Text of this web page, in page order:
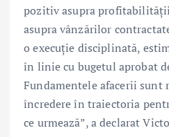
pozitiv asupra
asupra vânzărilor
o execuție disciplinată,
în linie cu bugetul aprobat
Fundamentele afacerii sunt
încredere în traiectoria
ce urmează”, a declarat